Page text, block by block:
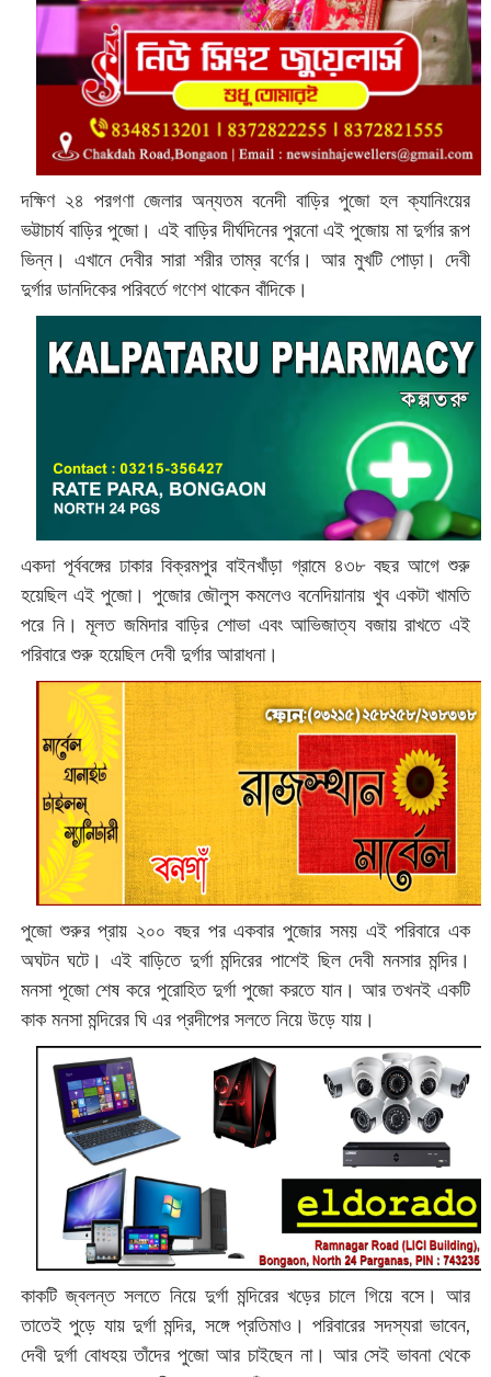
দক্ষিণ ২৪ পরগণা জেলার অন্যতম বনেদী বাড়ির পুজো হল ক্যানিংয়ের
ভট্টাচার্য বাড়ির পুজো। এই বাড়ির দীর্ঘদিনের পুরনো এই পুজোয় মা দুর্গার রূপ
ভিন্ন। এখানে দেবীর সারা শরীর তাম্র বর্ণের। আর মুখটি পোড়া। দেবী
দুর্গার ডানদিকের পরিবর্তে গণেশ থাকেন বাঁদিকে।
একদা পূর্ববঙ্গের ঢাকার বিক্রমপুর বাইনখাঁড়া গ্রামে ৪৩৮ বছর আগে শুরু
হয়েছিল এই পুজো। পুজোর জৌলুস কমলেও বনেদিয়ানায় খুব একটা খামতি
পরে নি। মূলত জমিদার বাড়ির শোভা এবং আভিজাত্য বজায় রাখতে এই
পরিবারে শুরু হয়েছিল দেবী দুর্গার আরাধনা।
পুজো শুরুর প্রায় ২০০ বছর পর একবার পুজোর সময় এই পরিবারে এক
অঘটন ঘটে। এই বাড়িতে দুর্গা মন্দিরের পাশেই ছিল দেবী মনসার মন্দির।
মনসা পূজো শেষ করে পুরোহিত দুর্গা পুজো করতে যান। আর তখনই একটি
কাক মনসা মন্দিরের ঘি এর প্রদীপের সলতে নিয়ে উড়ে যায়।
কাকটি জ্বলন্ত সলতে নিয়ে দুর্গা মন্দিরের খড়ের চালে গিয়ে বসে। আর
তাতেই পুড়ে যায় দুর্গা মন্দির, সঙ্গে প্রতিমাও। পরিবারের সদস্যরা ভাবেন,
দেবী দুর্গা বোধহয় তাঁদের পুজো আর চাইছেন না। আর সেই ভাবনা থেকে